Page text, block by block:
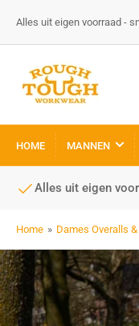
Alles uit eigen voorraad -
HOME MANNEN
Alles uit eigen
Home » Dames Overalls